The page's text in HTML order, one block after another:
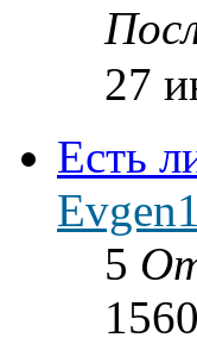
27
Есть
5